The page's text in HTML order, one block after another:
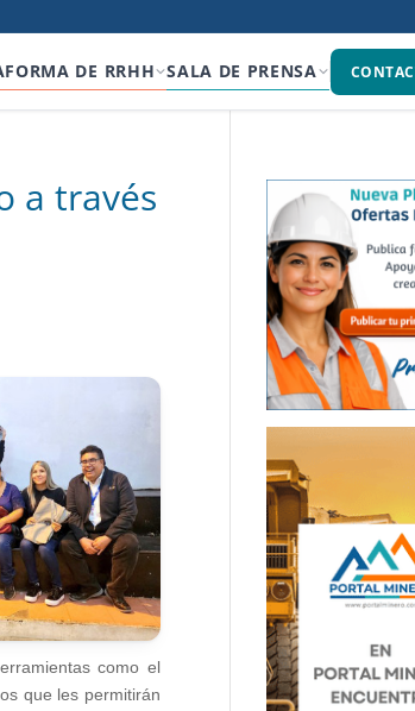
DE RRHH SALA DE PRENSA
a través
como el
que les permitirán